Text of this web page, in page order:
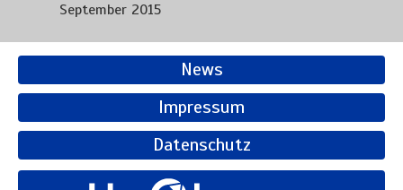
September 2015
News
Impressum
Datenschutz